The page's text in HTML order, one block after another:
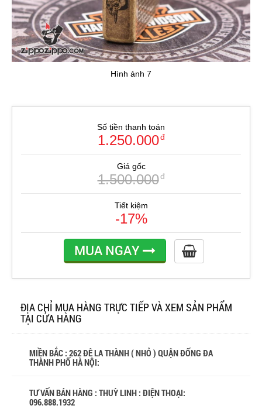
Hình ảnh 7
Số tiền thanh toán
1.250.000đ
Giá gốc
1.500.000đ
Tiết kiệm
-17%
MUA NGAY
ĐỊA CHỈ MUA HÀNG TRỰC TIẾP VÀ XEM SẢN PHẨM
TẠI CỬA HÀNG
MIỀN BẮC : 262 ĐÊ LA THÀNH ( NHỎ ) QUẬN ĐỐNG ĐA
THÀNH PHỐ HÀ NỘI:
TƯ VẤN BÁN HÀNG : THUỲ LINH : ĐIỆN THOẠI:
096.888.1932